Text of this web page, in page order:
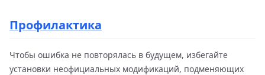
Профилактика
Чтобы ошибка не повторялась в будущем, избегайте
установки неофициальных модификаций, подменяющих